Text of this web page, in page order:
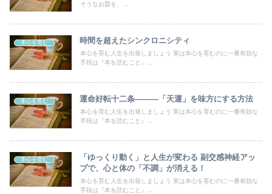
そうなお題を、...
本心を育む 時間を超えたシンクロニシティ
本心を育む人生を出発しましょう 実は本心を育むのに一番有効な
手段は『本を読むこと』...
本心を育む 運命好転十二条―――「天運」を味方にする方法
本心を育む人生を出発しましょう 実は本心を育むのに一番有効な
手段は『本を読むこと』...
本心を育む
「ゆっくり動く」と人生が変わる 副交感神経アッ
プで、心と体の「不調」が消える！
本心を育む人生を出発しましょう 実は本心を育むのに一番有効な
手段は『本を読むこと』...